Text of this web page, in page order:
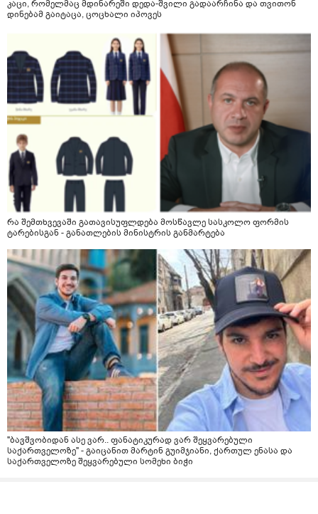
კაცი, რომელმაც მდინარეში დედა-შვილი გადაარჩინა და თვითონ
დინებამ გაიტაცა, ცოცხალი იპოვეს
რა შემთხვევაში გათავისუფლდება მოსწავლე სასკოლო ფორმის
ტარებისგან - განათლების მინისტრის განმარტება
"ბავშვობიდან ასე ვარ.. ფანატიკურად ვარ შეყვარებული
საქართველოზე" - გაიცანით მარტინ გუიმჯიანი, ქართულ ენასა და
საქართველოზე შეყვარებული სომეხი ბიჭი